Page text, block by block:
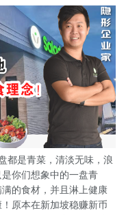
都是青菜，清淡无味，浪
你们想象中的一盘青
的食材，并且淋上健康
原本在新加坡稳赚新币